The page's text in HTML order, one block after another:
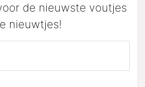
de nieuwste voutjes
nieuwtjes!